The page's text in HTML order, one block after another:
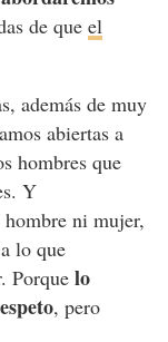
de que el
además de muy
abiertas a
hombres que
Y
hombre ni mujer,
lo que
Porquelo
, pero